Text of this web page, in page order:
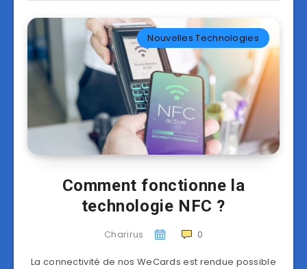
Nouvelles Technologies
Comment fonctionne la
technologie NFC ?
Charirus 0
La connectivité de nos WeCards est rendue possible